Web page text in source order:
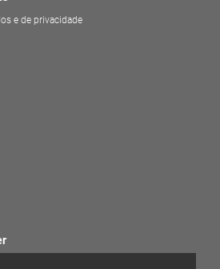
e de privacidade